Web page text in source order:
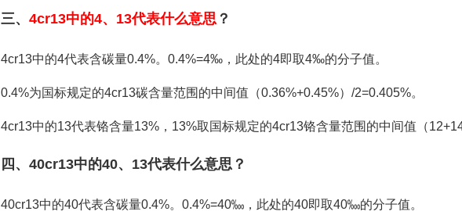
三、 4cr13中的4、13代表什么意思 ？
4cr13中的4代表含碳量0.4%。0.4%=4‰，此处的4即取4‰的分子值。
0.4%为国标规定的4cr13碳含量范围的中间值（0.36%+0.45%）/2=0.405%。
4cr13中的13代表铬含量13%，13%取国标规定的4cr13铬含量范围的中间值（12+14
四、40cr13中的40、13代表什么意思？
40cr13中的40代表含碳量0.4%。0.4%=40‱，此处的40即取40‱的分子值。